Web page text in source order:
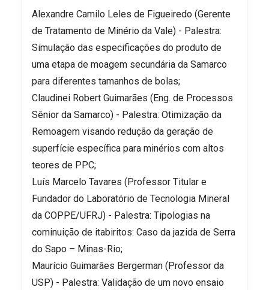
Alexandre Camilo Leles de Figueiredo (Gerente
de Tratamento de Minério da Vale) - Palestra:
Simulação das especificações do produto de
uma etapa de moagem secundária da Samarco
para diferentes tamanhos de bolas;
Claudinei Robert Guimarães (Eng. de Processos
Sênior da Samarco) - Palestra: Otimização da
Remoagem visando redução da geração de
superfície específica para minérios com altos
teores de PPC;
Luís Marcelo Tavares (Professor Titular e
Fundador do Laboratório de Tecnologia Mineral
da COPPE/UFRJ) - Palestra: Tipologias na
cominuição de itabiritos: Caso da jazida de Serra
do Sapo – Minas-Rio;
Maurício Guimarães Bergerman (Professor da
USP) - Palestra: Validação de um novo ensaio